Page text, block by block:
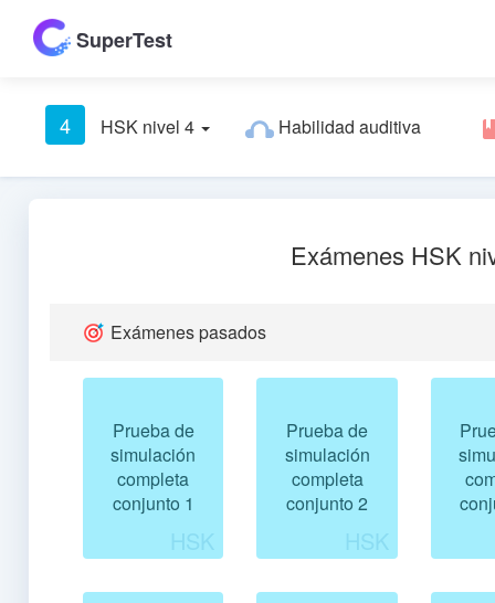
SuperTest
4 HSK nivel 4 Habilidad auditiva
Exámenes HSK
Exámenes pasados
Prueba de
simulación
completa
conjunto 1
Prueba de
simulación
completa
conjunto 2